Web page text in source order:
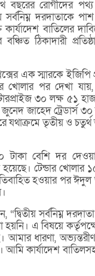
বছরের রোগীদের পথ্য
দরদাতাকে
বাতিলের
ঠিকাদারী
এক স্মারকে ইজিপি
খোলার পর দেখা
৩০ লক্ষ ৫১
জুনেদ জাহেদ ট্রেডার্স
যথাক্রমে তৃতীয় ও চতুর্থ
টাকা বেশি দর দেওয়া
টেন্ডার খোলার
হওয়ার পর
সর্বনিম্ন
হয়নি। এ বিষয়ে
আমার ধারণা,
আমি কার্যাদেশ